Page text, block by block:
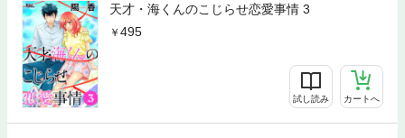
天才・海くんのこじらせ恋愛事情 3
495
試し読み カートへ